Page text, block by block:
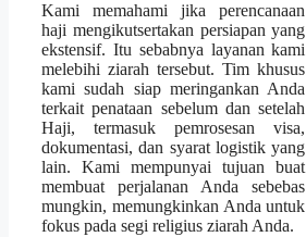
Kami memahami jika perencanaan
haji mengikutsertakan persiapan yang
ekstensif. Itu sebabnya layanan kami
melebihi ziarah tersebut. Tim khusus
kami sudah siap meringankan Anda
terkait penataan sebelum dan setelah
Haji, termasuk pemrosesan visa,
dokumentasi, dan syarat logistik yang
lain. Kami mempunyai tujuan buat
membuat perjalanan Anda sebebas
mungkin, memungkinkan Anda untuk
fokus pada segi religius ziarah Anda.